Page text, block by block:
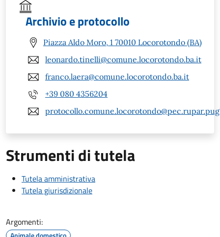
Archivio e protocollo
Piazza Aldo Moro, 1 70010 Locorotondo (BA)
leonardo.tinelli@comune.locorotondo.ba.it
franco.laera@comune.locorotondo.ba.it
+39 080 4356204
Strumenti di tutela
Tutela amministrativa
Tutela giurisdizionale
Argomenti: